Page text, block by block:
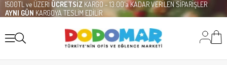
1500TL ve ÜZERİ ÜCRETSİZ KARGO - 13:00'a KADAR VERİLEN SİPARİŞLER
AYNI GÜN KARGOYA TESLİM EDİLİR